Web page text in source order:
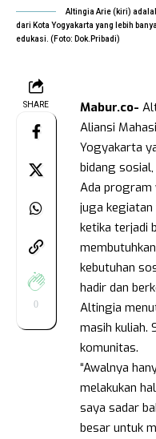
Altingia Arie (kiri)
dari Kota Yogyakarta yang lebih
edukasi. (Foto: Dok.Pribadi)
SHARE
0
Mabur.co-
Aliansi
Yogyakarta
bidang sosial,
Ada program
juga
ketika terjadi
kebutuhan
hadir dan
Altingia
masih kuliah.
komunitas.
“Awalnya
melakukan
saya sadar
besar untuk